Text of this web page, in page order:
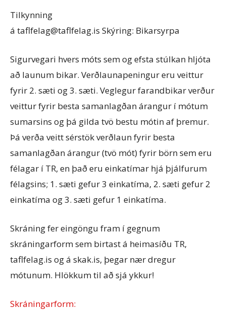
Tilkynning
á taflfelag@taflfelag.is Skýring: Bikarsyrpa
Sigurvegari hvers móts sem og efsta stúlkan hljóta
að launum bikar. Verðlaunapeningur eru veittur
fyrir 2. sæti og 3. sæti. Veglegur farandbikar verður
veittur fyrir besta samanlagðan árangur í mótum
sumarsins og þá gilda tvö bestu mótin af þremur.
Þá verða veitt sérstök verðlaun fyrir besta
samanlagðan árangur (tvö mót) fyrir börn sem eru
félagar í TR, en það eru einkatímar hjá þjálfurum
félagsins; 1. sæti gefur 3 einkatíma, 2. sæti gefur 2
einkatíma og 3. sæti gefur 1 einkatíma.
Skráning fer eingöngu fram í gegnum
skráningarform sem birtast á heimasíðu TR,
taflfelag.is og á skak.is, þegar nær dregur
mótunum. Hlökkum til að sjá ykkur!
Skráningarform: